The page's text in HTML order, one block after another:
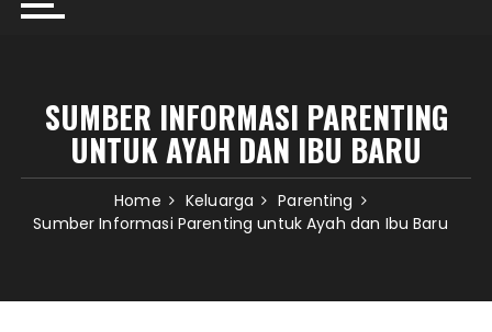
SUMBER INFORMASI PARENTING
UNTUK AYAH DAN IBU BARU
Home Keluarga
Parenting
Sumber Informasi Parenting untuk Ayah dan Ibu Baru